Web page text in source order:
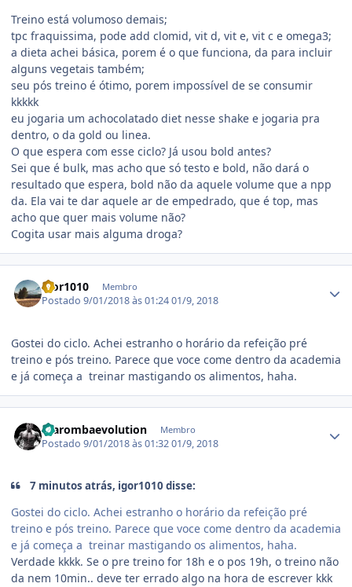
Treino está volumoso demais;
tpc fraquissima, pode add clomid, vit d, vit e, vit c e omega3;
a dieta achei básica, porem é o que funciona, da para incluir
alguns vegetais também;
seu pós treino é ótimo, porem impossível de se consumir
kkkkk
eu jogaria um achocolatado diet nesse shake e jogaria pra
dentro, o da gold ou linea.
O que espera com esse ciclo? Já usou bold antes?
Sei que é bulk, mas acho que só testo e bold, não dará o
resultado que espera, bold não da aquele volume que a npp
da. Ela vai te dar aquele ar de empedrado, que é top, mas
acho que quer mais volume não?
Cogita usar mais alguma droga?
igor1010 Membro
Postado9/01/2018 às 01:2401/9, 2018
Gostei do ciclo. Achei estranho o horário da refeição pré
treino e pós treino. Parece que voce come dentro da academia
e já começa a treinar mastigando os alimentos, haha.
marombaevolution Membro
Postado9/01/2018 às 01:3201/9, 2018
7 minutos atrás, igor1010 disse:
Gostei do ciclo. Achei estranho o horário da refeição pré
treino e pós treino. Parece que voce come dentro da academia
e já começa a treinar mastigando os alimentos, haha.
Verdade kkkk. Se o pre treino for 18h e o pos 19h, o treino não
da nem 10min.. deve ter errado algo na hora de escrever kkk